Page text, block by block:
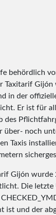
behördlich
Taxitarif
in der
Er ist für
des
über- noch
Taxis
Gijón wurde
Die
ist und der